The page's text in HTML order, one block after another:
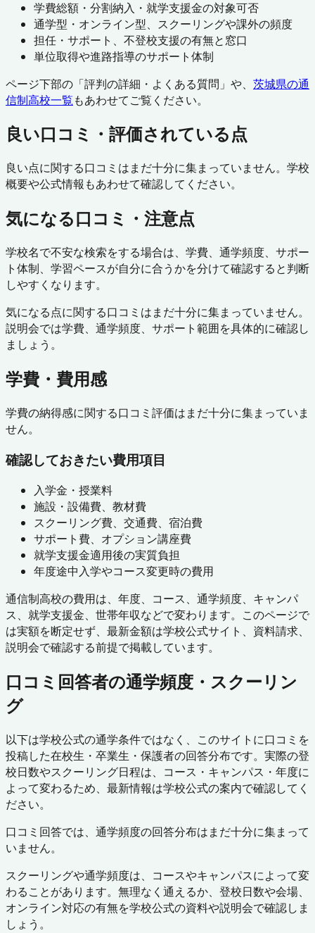
学費総額・分割納入・就学支援金の対象可否
通学型・オンライン型、スクーリングや課外の頻度
担任・サポート、不登校支援の有無と窓口
単位取得や進路指導のサポート体制
ページ下部の「評判の詳細・よくある質問」や、 茨城県の通
信制高校一覧もあわせてご覧ください。
良い口コミ・評価されている点
良い点に関する口コミはまだ十分に集まっていません。学校
概要や公式情報もあわせて確認してください。
気になる口コミ・注意点
学校名で不安な検索をする場合は、学費、通学頻度、サポー
ト体制、学習ペースが自分に合うかを分けて確認すると判断
しやすくなります。
気になる点に関する口コミはまだ十分に集まっていません。
説明会では学費、通学頻度、サポート範囲を具体的に確認し
ましょう。
学費・費用感
学費の納得感に関する口コミ評価はまだ十分に集まっていま
せん。
確認しておきたい費用項目
入学金・授業料
施設・設備費、教材費
スクーリング費、交通費、宿泊費
サポート費、オプション講座費
就学支援金適用後の実質負担
年度途中入学やコース変更時の費用
通信制高校の費用は、年度、コース、通学頻度、キャンパ
ス、就学支援金、世帯年収などで変わります。このページで
は実額を断定せず、最新金額は学校公式サイト、資料請求、
説明会で確認する前提で掲載しています。
口コミ回答者の通学頻度・スクーリン
グ
以下は学校公式の通学条件ではなく、このサイトに口コミを
投稿した在校生・卒業生・保護者の回答分布です。実際の登
校日数やスクーリング日程は、コース・キャンパス・年度に
よって変わるため、最新情報は学校公式の案内で確認してく
ださい。
口コミ回答では、通学頻度の回答分布はまだ十分に集まって
いません。
スクーリングや通学頻度は、コースやキャンパスによって変
わることがあります。無理なく通えるか、登校日数や会場、
オンライン対応の有無を学校公式の資料や説明会で確認しま
しょう。